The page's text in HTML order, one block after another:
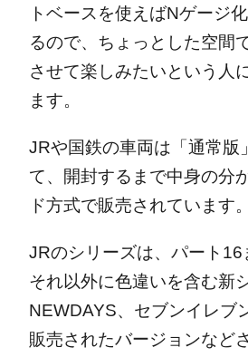
トベースを使えばNゲージ
るので、ちょっとした空間
させて楽しみたいという人
ます。
JRや国鉄の車両は「通常版
て、開封するまで中身の分
ド方式で販売されています。
JRのシリーズは、パート16
それ以外に色違いを含む新
NEWDAYS、セブンイレブ
販売されたバージョンなど